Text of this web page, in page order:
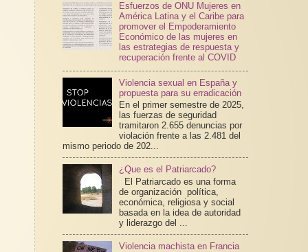
Esfuerzos de ONU Mujeres en
América Latina y el Caribe para
promover el Empoderamiento
Económico de las mujeres en
las estrategias de respuesta y
recuperación frente al COVID
Violencia sexual en España y
propuesta para su erradicación
En el primer semestre de 2025,
las fuerzas de seguridad
tramitaron 2.655 denuncias por
violación frente a las 2.481 del
mismo periodo de 202...
¿Que es el Patriarcado?
El Patriarcado es una forma
de organización política,
económica, religiosa y social
basada en la idea de autoridad
y liderazgo del ...
Violencia machista en Francia